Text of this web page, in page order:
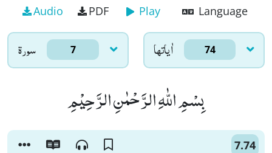
Audio PDF Play Language
سورۃ 7 اٰياتها 74
بِسْمِ اللّٰهِ الرَّحْمٰنِ الرَّحِیْمِ
7.74